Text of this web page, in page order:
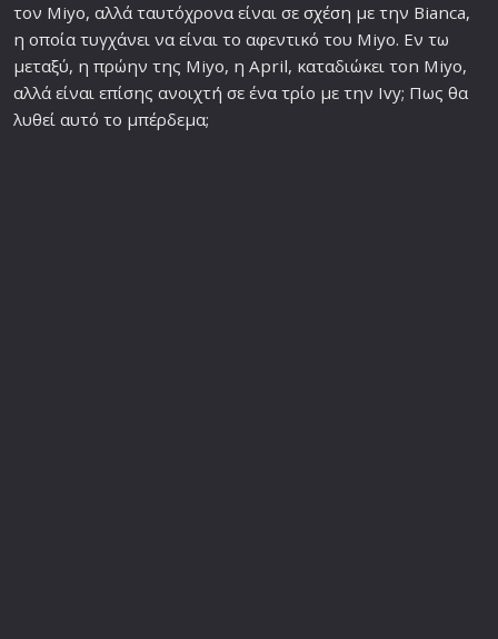
τον Miyo, αλλά ταυτόχρονα είναι σε σχέση με την Bianca,
η οποία τυγχάνει να είναι το αφεντικό του Miyo. Εν τω
μεταξύ, η πρώην της Miyo, η April, καταδιώκει τon Miyo,
αλλά είναι επίσης ανοιχτή σε ένα τρίο με την Ivy; Πως θα
λυθεί αυτό το μπέρδεμα;